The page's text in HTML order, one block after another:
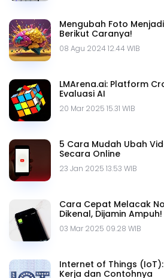
Mengubah Foto
Berikut Caranya!
08 Agu 2024 12.44 WIB
LMArena.ai: Platform
Evaluasi AI
20 Mar 2025 15.31 WIB
5 Cara Mudah Ubah
Secara Online
23 Jan 2025 13.53 WIB
Cara Cepat Melacak
Dikenal, Dijamin Ampuh!
03 Mar 2025 09.28 WIB
Internet of Things
Kerja dan Contohnya